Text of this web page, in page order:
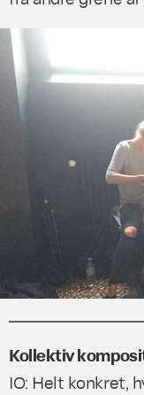
Kollektiv
IO: Helt konkret,